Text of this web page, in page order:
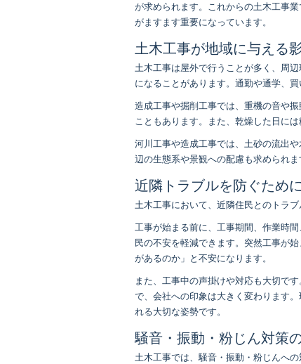
が求められます。これからの土木工事
がますます重要になっています。
土木工事が地域に与える
土木工事は屋外で行うことが多く、周
になることがあります。通勤や通学、
造成工事や掘削工事では、重機の音や
こともあります。また、乾燥した日に
河川工事や造成工事では、土砂の流出
辺の生態系や景観への配慮も求められま
近隣トラブルを防ぐため
土木工事において、近隣住民とのトラ
工事が始まる前に、工事期間、作業時
民の不安を軽減できます。突然工事が
があるのか」と不安になります。
また、工事中の声掛けや対応も大切で
で、会社への印象は大きく変わります
れる大切な姿勢です。
騒音・振動・粉じん対策
土木工事では、騒音・振動・粉じんへの